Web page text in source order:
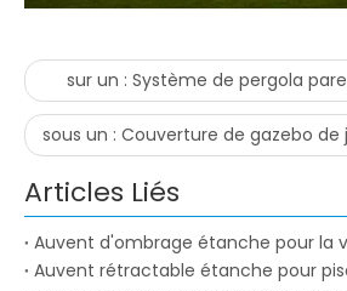
sur un : Système de pergola
sous un : Couverture de gazebo de
Articles Liés
Auvent d'ombrage étanche pour la
Auvent rétractable étanche pour